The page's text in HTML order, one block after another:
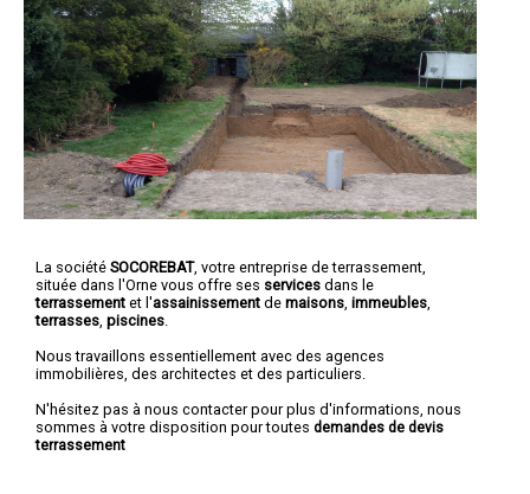
La société SOCOREBAT, votre entreprise de terrassement
située dans l'Orne vous offre ses services dans le
terrassement et l'assainissement de maisons immeubles
terrasses piscines
Nous travaillons essentiellement avec des agences
immobilières, des architectes et des particuliers.
N'hésitez pas à nous contacter pour plus d'informations, nous
sommes à votre disposition pour toutes demandes de devis
terrassement